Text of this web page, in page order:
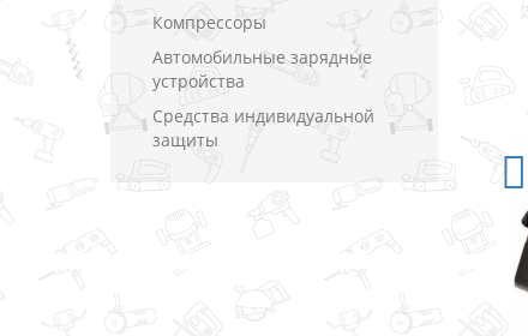
Компрессоры
Автомобильные зарядные
устройства
Средства индивидуальной
защиты